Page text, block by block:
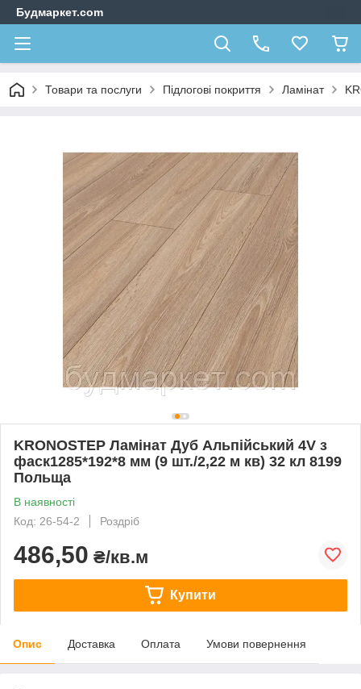
Будмаркет.com
Товари та послуги Підлогові покриття Ламінат
KRONOSTEP Ламінат Дуб Альпійський 4V з
фаск1285*192*8 мм (9 шт./2,22 м кв) 32 кл 8199
Польща
В наявності
Код: 26-54-2
Роздріб
486,50 ₴/кв.м
Купити
Опис Доставка Оплата Умови повернення